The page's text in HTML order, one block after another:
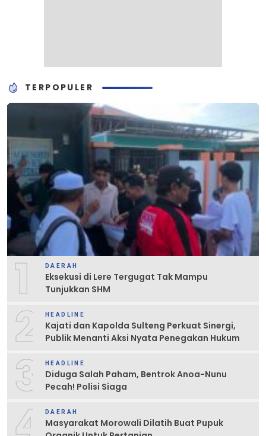
TERPOPULER
1 DAERAH
Eksekusi di Lere Tergugat Tak Mampu
Tunjukkan SHM
2 HEADLINE
Kajati dan Kapolda Sulteng Perkuat Sinergi,
Publik Menanti Aksi Nyata Penegakan Hukum
3 HEADLINE
Diduga Salah Paham, Bentrok Anoa-Nunu
Pecah! Polisi Siaga
DAERAH
Masyarakat Morowali Dilatih Buat Pupuk